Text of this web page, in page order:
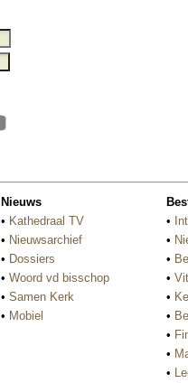
Nieuws
• Kathedraal TV
• Nieuwsarchief
• Dossiers
• Woord vd bisschop
• Samen Kerk
• Mobiel
•
•
•
•
•
•
•
•
•